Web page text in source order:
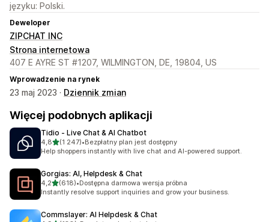
języku: Polski.
Deweloper
ZIPCHAT INC
Strona internetowa
407 E AYRE ST #1207, WILMINGTON, DE, 19804, US
Wprowadzenie na rynek
23 maj 2023 · Dziennik zmian
Więcej podobnych aplikacji
Tidio ‑ Live Chat & AI Chatbot
4,8na 5 gwiazdek
(1 247)
Łączna liczba recenzji: 1247
•Bezpłatny plan jest dostępny
Help shoppers instantly with live chat and AI-powered support.
Gorgias: AI, Helpdesk & Chat
4,2na 5 gwiazdek
(618)
Łączna liczba recenzji: 618
•Dostępna darmowa wersja próbna
Instantly resolve support inquiries and grow your business.
Commslayer: AI Helpdesk & Chat